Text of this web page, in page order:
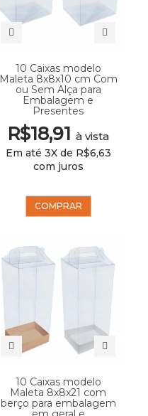
10 Caixas modelo
Maleta 8x8x10 cm Com
ou Sem Alça para
Embalagem e
Presentes
R$18,91 à vista
Em até 3X de R$6,63
com juros
COMPRAR
10 Caixas modelo
Maleta 8x8x21 com
berço para embalagem